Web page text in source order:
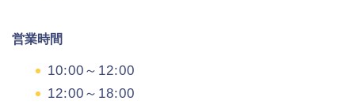
営業時間
10:00～12:00
12:00～18:00